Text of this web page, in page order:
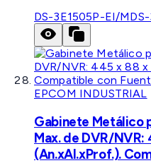
DS-3E1505P-EI/M
EPCOM INDUSTRIAL
Gabinete Metálico
Max. de DVR/
(An.xAl.xProf.).